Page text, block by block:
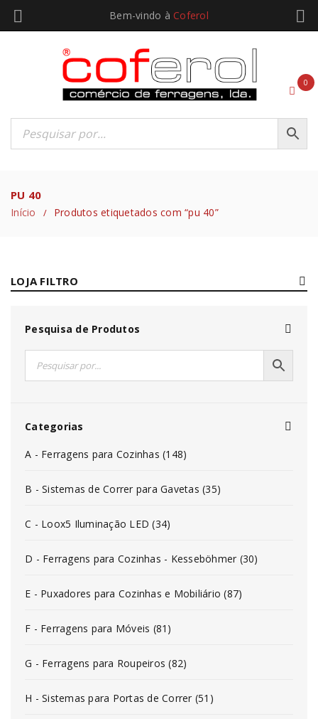
Bem-vindo à Coferol
0
PU 40
Início / Produtos etiquetados com “pu 40”
LOJA FILTRO
Pesquisa de Produtos
Categorias
A - Ferragens para Cozinhas (148)
B - Sistemas de Correr para Gavetas (35)
C - Loox5 Iluminação LED (34)
D - Ferragens para Cozinhas - Kesseböhmer (30)
E - Puxadores para Cozinhas e Mobiliário (87)
F - Ferragens para Móveis (81)
G - Ferragens para Roupeiros (82)
H - Sistemas para Portas de Correr (51)